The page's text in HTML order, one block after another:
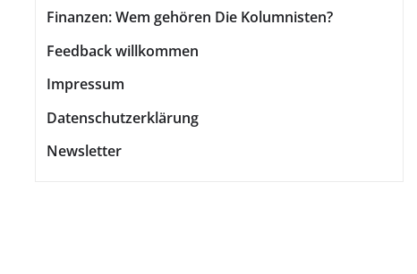
Finanzen: Wem gehören Die Kolumnisten?
Feedback willkommen
Impressum
Datenschutzerklärung
Newsletter